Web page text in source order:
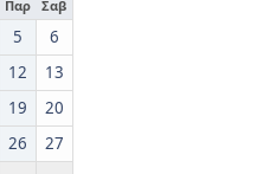
Παρ Σαβ
5
6
12
13
19
20
26
27